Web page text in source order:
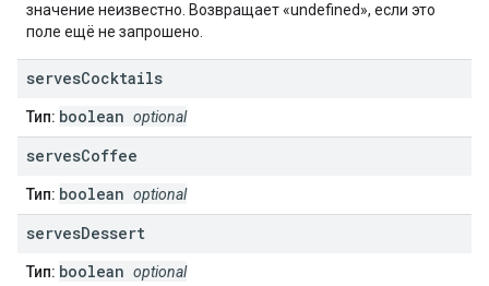
значение неизвестно. Возвращает «undefined», если это
поле ещё не запрошено.
servesCocktails
Тип: boolean optional
servesCoffee
Тип: boolean optional
servesDessert
Тип: boolean optional